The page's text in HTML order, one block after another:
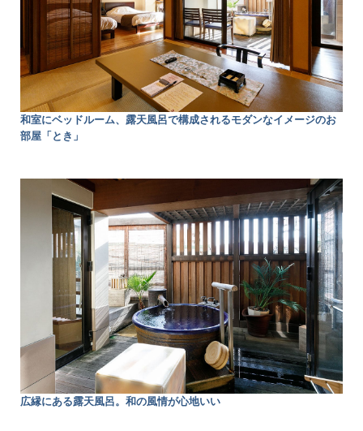
和室にベッドルーム、露天風呂で構成されるモダンなイメージのお
部屋「とき」
広縁にある露天風呂。和の風情が心地いい